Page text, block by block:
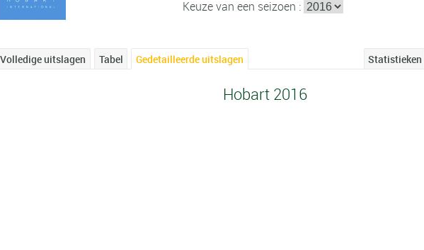
Keuze van een seizoen :
Volledige uitslagen Tabel Gedetailleerde uitslagen Statistieken
Hobart 2016